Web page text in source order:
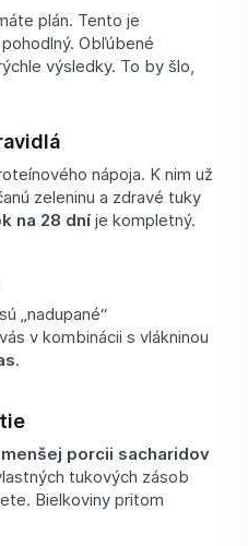
plán. Tento je
Obľúbené
výsledky. To by šlo,
nápoja. K nim už
zeleninu a zdravé tuky
na 28 dníje kompletný.
„nadupané“
v kombinácii s vlákninou
.
menšej porcii sacharidov
tukových zásob
Bielkoviny pritom